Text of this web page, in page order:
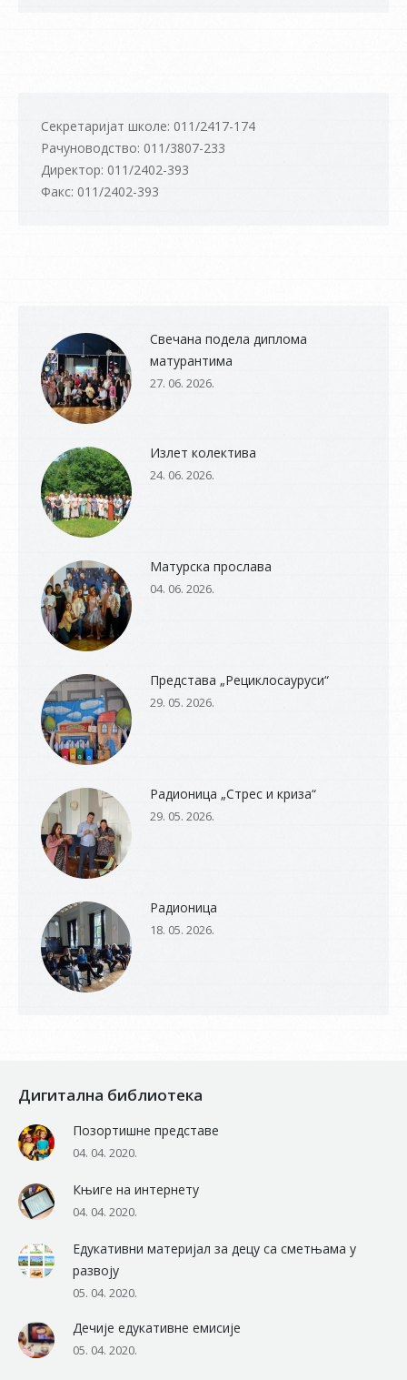
Секретаријат школе: 011/2417-174
Рачуноводство: 011/3807-233
Директор: 011/2402-393
Факс: 011/2402-393
Свечана подела диплома
матурантима
27. 06. 2026.
Излет колектива
24. 06. 2026.
Матурска прослава
04. 06. 2026.
Представа „Рециклосауруси“
29. 05. 2026.
Радионица „Стрес и криза“
29. 05. 2026.
Радионица
18. 05. 2026.
Дигитална библиотека
Позортишне представе
04. 04. 2020.
Књиге на интернету
04. 04. 2020.
Едукативни материјал за децу са сметњама у
развоју
05. 04. 2020.
Дечије едукативне емисије
05. 04. 2020.